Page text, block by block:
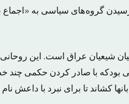
گروه‌های سیاسی به «اجماع
بودکه با صادر کردن حکمی چند
کشاند تا برای نبرد با داعش